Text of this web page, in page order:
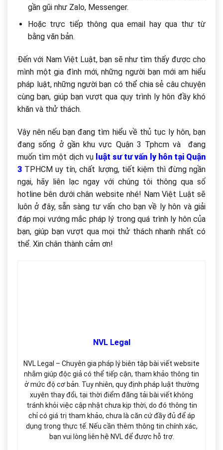
gần gũi như Zalo, Messenger.
Hoặc trực tiếp thông qua email hay qua thư từ
bằng văn bản.
Đến với Nam Việt Luật, bạn sẽ như tìm thấy được cho
mình một gia đình mới, những người bạn mới am hiểu
pháp luật, những người bạn có thể chia sẻ câu chuyện
cùng bạn, giúp bạn vượt qua quy trình ly hôn đầy khó
khăn và thử thách.
Vậy nên nếu bạn đang tìm hiểu về thủ tục ly hôn, bạn
đang sống ở gần khu vực Quận 3 Tphcm và đang
muốn tìm một dịch vụ luật sư tư vấn ly hôn tại Quận
3 TPHCM uy tín, chất lượng, tiết kiệm thì đừng ngần
ngại, hãy liên lạc ngay với chúng tôi thông qua số
hotline bên dưới chân website nhé! Nam Việt Luật sẽ
luôn ở đây, sẵn sàng tư vấn cho bạn về ly hôn và giải
đáp mọi vướng mắc pháp lý trong quá trình ly hôn của
bạn, giúp bạn vượt qua mọi thử thách nhanh nhất có
thể. Xin chân thành cảm ơn!
NVL Legal
NVL Legal – Chuyên gia pháp lý biên tập bài viết website
nhằm giúp độc giả có thể tiếp cận, tham khảo thông tin
ở mức độ cơ bản. Tuy nhiên, quy định pháp luật thường
xuyên thay đổi, tại thời điểm đăng tải bài viết không
tránh khỏi việc cập nhật chưa kịp thời, do đó thông tin
chỉ có giá trị tham khảo, chưa là căn cứ đầy đủ để áp
dụng trong thực tế. Nếu cần thêm thông tin chính xác,
bạn vui lòng liên hệ NVL để được hỗ trợ.